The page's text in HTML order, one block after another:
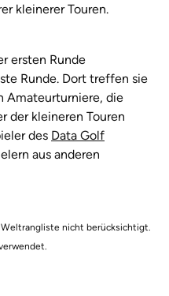
kleinerer Touren.
ersten Runde
Runde. Dort treffen sie
Amateurturniere, die
der kleineren Touren
des Data Golf
aus anderen
nicht berücksichtigt.